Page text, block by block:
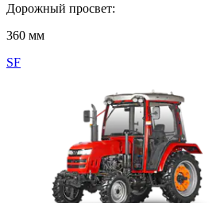
Дорожный просвет:
360 мм
SF